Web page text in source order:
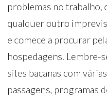
problemas no trabalho,
qualquer outro
e comece a procurar
hospedagens. Lembre-
sites bacanas com
passagens, programas